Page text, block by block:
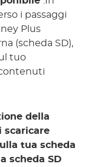
i passaggi
Plus
(scheda SD),
tuo
della
scaricare
tua scheda
scheda SD